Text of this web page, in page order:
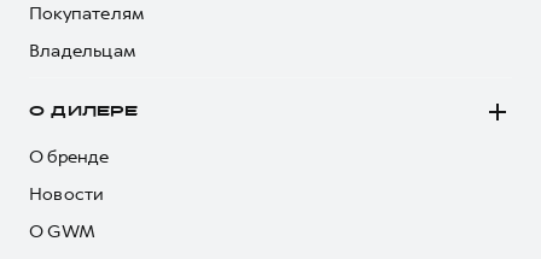
Покупателям
Владельцам
О ДИЛЕРЕ
О бренде
Новости
О GWM